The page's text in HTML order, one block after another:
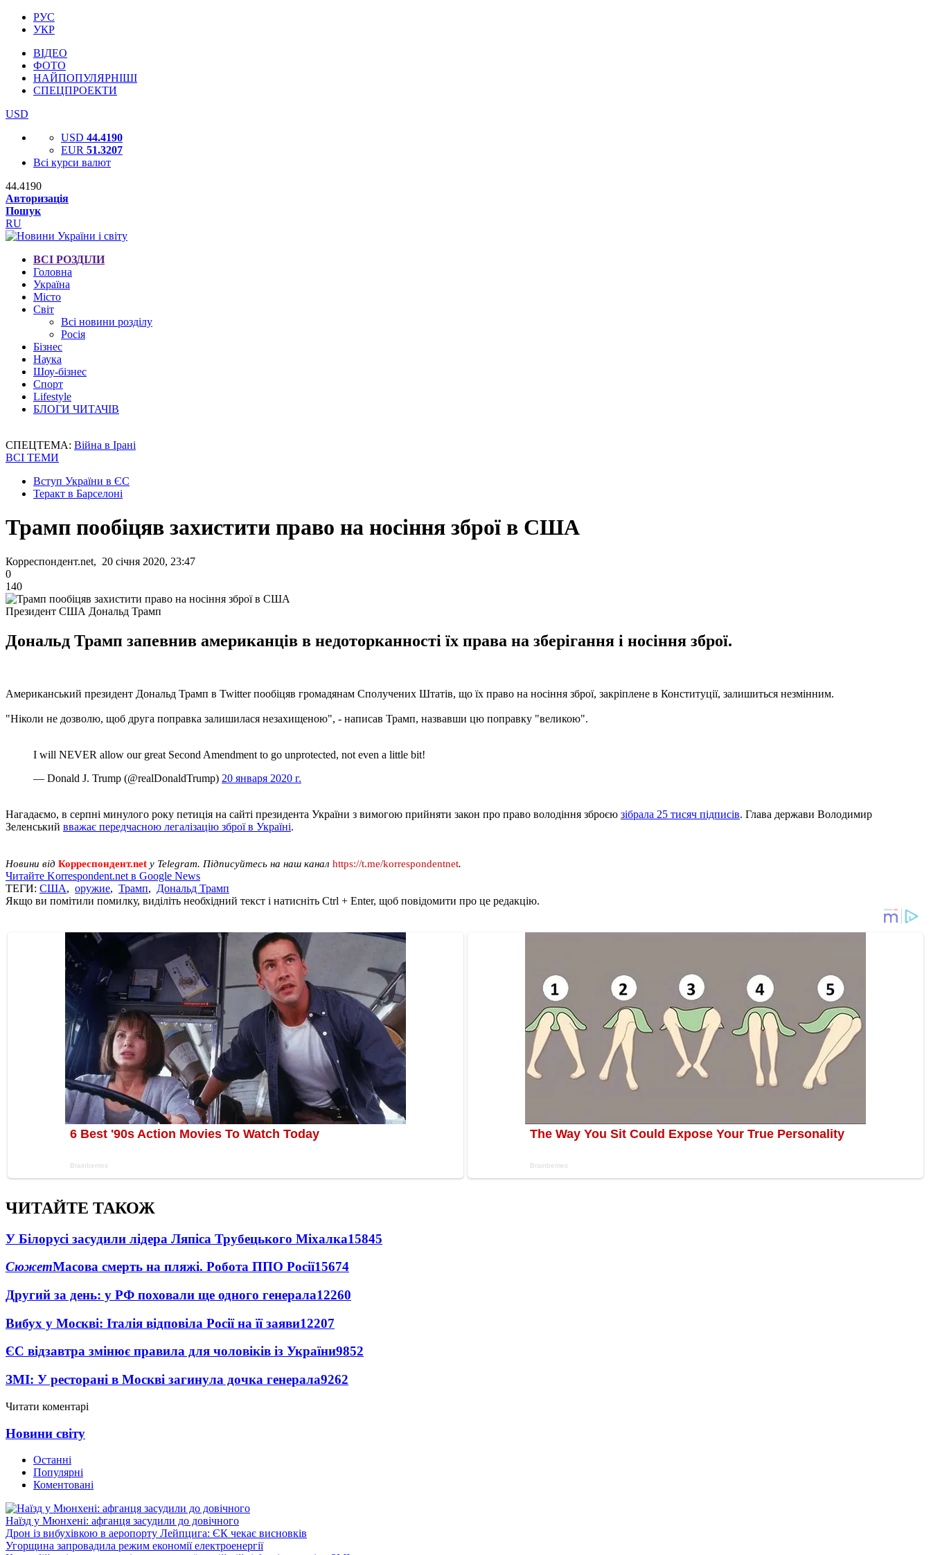
РУС
УКР
ВІДЕО
ФОТО
НАЙПОПУЛЯРНІШІ
СПЕЦПРОЕКТИ
USD
USD 44.4190
EUR 51.3207
Всі курси валют
44.4190
Авторизація
Пошук
RU
ВСІ РОЗДІЛИ
Головна
Україна
Місто
Світ
Всі новини розділу
Росія
Бізнес
Наука
Шоу-бізнес
Спорт
Lifestyle
БЛОГИ ЧИТАЧІВ
СПЕЦТЕМА: Війна в Ірані
ВСІ ТЕМИ
Вступ України в ЄС
Теракт в Барселоні
Трамп пообіцяв захистити право на носіння зброї в США
Корреспондент.net, 20 січня 2020, 23:47
0
140
Президент США Дональд Трамп
Дональд Трамп запевнив американців в недоторканності їх права на зберігання і носіння зброї.
Американський президент Дональд Трамп в Twitter пообіцяв громадянам Сполучених Штатів, що їх право на носіння зброї, закріплене в Конституції, залишиться незмінним.
"Ніколи не дозволю, щоб друга поправка залишилася незахищеною", - написав Трамп, назвавши цю поправку "великою".
I will NEVER allow our great Second Amendment to go unprotected, not even a little bit!
— Donald J. Trump (@realDonaldTrump) 20 января 2020 г.
Нагадаємо, в серпні минулого року петиція на сайті президента України з вимогою прийняти закон про право володіння зброєю зібрала 25 тисяч підписів. Глава держави Володимир
Зеленський вважає передчасною легалізацію зброї в Україні.
Новини від Корреспондент.net у Telegram. Підписуйтесь на наш канал https://t.me/korrespondentnet.
Читайте Korrespondent.net в Google News
ТЕГИ: США, оружие, Трамп, Дональд Трамп
Якщо ви помітили помилку, виділіть необхідний текст і натисніть Ctrl + Enter, щоб повідомити про це редакцію.
ЧИТАЙТЕ ТАКОЖ
У Білорусі засудили лідера Ляпіса Трубецького Міхалка15845
СюжетМасова смерть на пляжі. Робота ППО Росії15674
Другий за день: у РФ поховали ще одного генерала12260
Вибух у Москві: Італія відповіла Росії на її заяви12207
ЄС відзавтра змінює правила для чоловіків із України9852
ЗМІ: У ресторані в Москві загинула дочка генерала9262
Читати коментарі
Новини світу
Останні
Популярні
Коментовані
Наїзд у Мюнхені: афганця засудили до довічного
Дрон із вибухівкою в аеропорту Лейпцига: ЄК чекає висновків
Угорщина запровадила режим економії електроенергії